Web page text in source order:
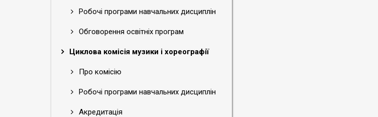
Робочі програми навчальних дисциплін
Обговорення освітніх програм
Циклова комісія музики і хореографії
Про комісію
Робочі програми навчальних дисциплін
Акредитація